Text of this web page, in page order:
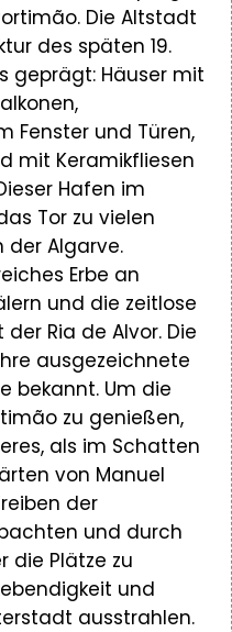
Die Altstadt
des späten 19.
geprägt: Häuser mit
Fenster und Türen,
mit Keramikfliesen
Hafen im
Tor zu vielen
der Algarve.
Erbe an
und die zeitlose
Ria de Alvor. Die
ausgezeichnete
bekannt. Um die
zu genießen,
als im Schatten
von Manuel
der
und durch
die Plätze zu
und
ausstrahlen.